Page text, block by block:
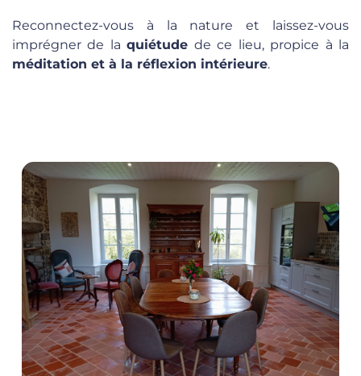
Reconnectez-vous à la nature et laissez-vous
imprégner de laquiétude de ce lieu, propice à la
méditation et à la réflexion intérieure.